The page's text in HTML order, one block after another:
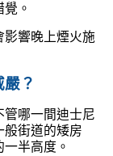
。
影響晚上煙火施
？
管哪一間迪士尼
般街道的矮房
半高度。